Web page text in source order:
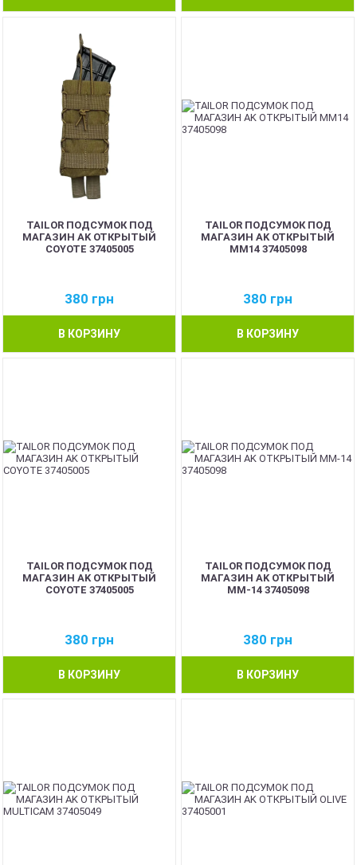
TAILOR ПОДСУМОК ПОД
МАГАЗИН AK ОТКРЫТЫЙ
COYOTE 37405005
380 грн
В КОРЗИНУ
TAILOR ПОДСУМОК ПОД
МАГАЗИН AK ОТКРЫТЫЙ
MM14 37405098
380 грн
В КОРЗИНУ
TAILOR ПОДСУМОК ПОД
МАГАЗИН AK ОТКРЫТЫЙ
COYOTE 37405005
380 грн
В КОРЗИНУ
TAILOR ПОДСУМОК ПОД
МАГАЗИН AK ОТКРЫТЫЙ
ММ-14 37405098
380 грн
В КОРЗИНУ